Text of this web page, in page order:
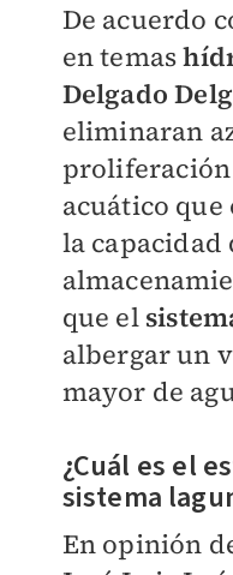
De acuerdo
en temas
Delgado
eliminaran
acuático
la capacidad
que el
albergar un
mayor de
¿Cuál es el
sistema
En opinión